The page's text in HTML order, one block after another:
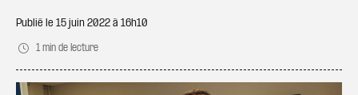
Publié le 15 juin 2022 à 16h10
1 min de lecture